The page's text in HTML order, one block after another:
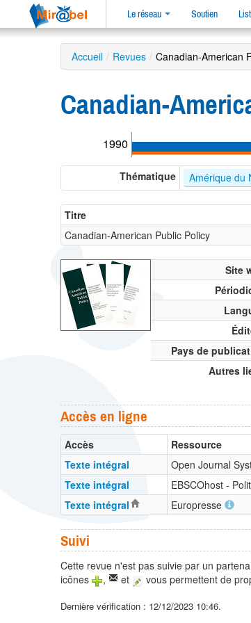
Le réseau Soutien
Accueil / Revues / Canadian-American
Canadian-
1990
Thématique Amérique du
Titre
Canadian-American Public Policy
Site
Pays de
Autres
Accès en ligne
Accès Ressource
Texte intégral
Open Journal
Texte intégral
EBSCOhost -
Texte intégral
Europresse
Suivi
Cette revue n'est pas suivie par un
icônes
, et vous permettent de
Dernière vérification : 12/12/2023 10:46.